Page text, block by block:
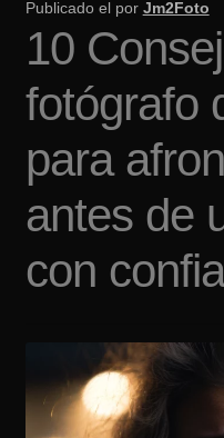
Publicado el por Jm2Foto
10
fotógrafo
para
antes de
con